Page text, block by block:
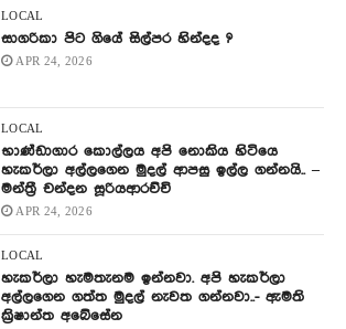
LOCAL
සාගරිකා පිට ගියේ සිල්පර හින්දද ?
APR 24, 2026
LOCAL
භාණ්ඩාගාර කොල්ලය අපි නොකිය හිටියෙ
හැකර්ලා අල්ලගෙන මුදල් ආපසු ඉල්ල ගන්නයි.. –
මන්ත්‍රී චන්දන සූරියආරච්චි
APR 24, 2026
LOCAL
හැකර්ලා හැමතැනම ඉන්නවා. අපි හැකර්ලා
අල්ලගෙන ගත්ත මුදල් නැවත ගන්නවා..- ඇමති
ක්‍රිෂාන්ත අබේසේන